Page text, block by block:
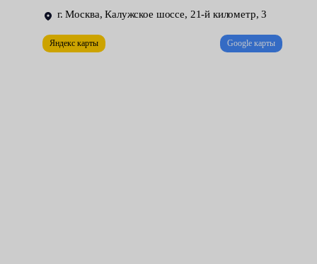
оборудованной мастерской;
опытными автомеханиками, знакомыми с особенностями
г. Москва, Калужское шоссе, 21-й километр, 3
Яндекс карты Google карты